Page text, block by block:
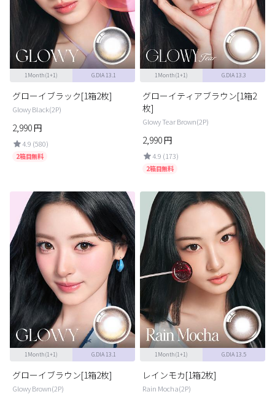
カラー
ブラウン
チョコ
グレー
ブラック
グリーン
ブルー
ピンク
透明
乱視用
ハロウィンカラコン
レビュー
EYEしてる
総合掲示板
カスタマーサービス
ショッピングガイド
アプリダウンロード
1Month(1+1) G.DIA 13.1
グローイブラック[1箱2枚]
Glowy Black(2P)
2,990円
4.9 (580)
2箱目無料
1Month(1+1) G.DIA 13.3
グローイティアブラウン[1箱2
枚]
Glowy Tear Brown(2P)
2,990円
4.9 (173)
2箱目無料
1Month(1+1) G.DIA 13.1
グローイブラウン[1箱2枚]
Glowy Brown(2P)
1Month(1+1) G.DIA 13.5
レインモカ[1箱2枚]
Rain Mocha(2P)